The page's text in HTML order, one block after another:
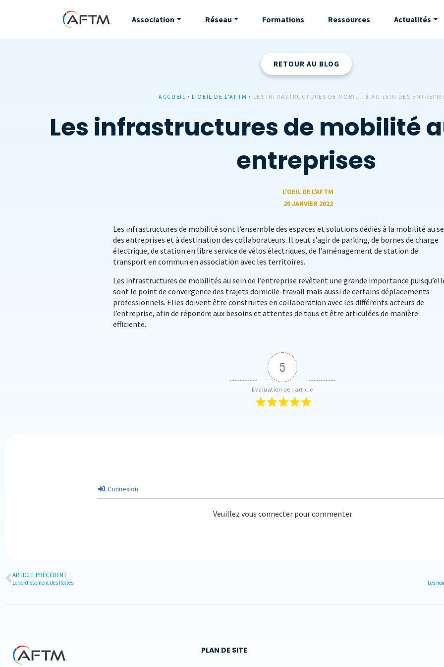
Association Réseau Formations Ressources Actualités
RETOUR AU BLOG
ACCUEIL › L'OEIL DE L'AFTM › LES INFRASTRUCTURES DE MOBILITÉ AU SEIN DES
Les infrastructures de mobilité
entreprises
L'OEIL DE L'AFTM
20 JANVIER 2022
Les infrastructures de mobilité sont l’ensemble des espaces et solutions dédiés à la mobilité au
des entreprises et à destination des collaborateurs. Il peut s’agir de parking, de bornes de charge
électrique, de station en libre service de vélos électriques, de l’aménagement de station de
transport en commun en association avec les territoires.
Les infrastructures de mobilités au sein de l’entreprise revêtent une grande importance
sont le point de convergence des trajets domicile-travail mais aussi de certains déplacements
professionnels. Elles doivent être construites en collaboration avec les différents acteurs de
l’entreprise, afin de répondre aux besoins et attentes de tous et être articulées de manière
efficiente.
5
Évaluation de l'article
Connexion
Veuillez vous connecter pour commenter
ARTICLE PRÉCÉDENT
Le verdissement des flottes Les
PLAN DE SITE